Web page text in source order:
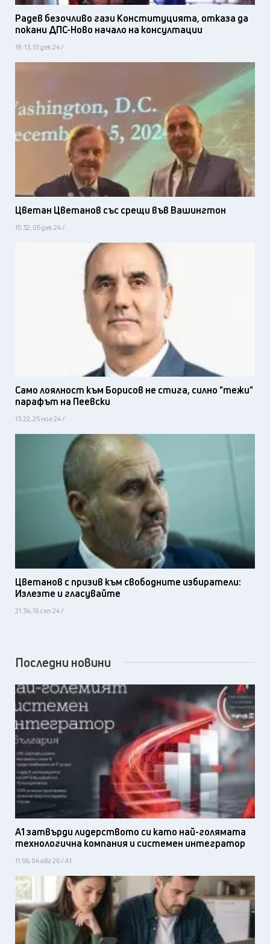
Радев безочливо гази Конституцията, отказа да
покани ДПС-Ново начало на консултации
18:13, 10 дек 24 /
Цветан Цветанов със срещи във Вашингтон
15:32, 05 дек 24 /
Само лоялност към Борисов не стига, силно "тежи"
парафът на Пеевски
13:22, 25 ное 24 /
Цветанов с призив към свободните избиратели:
Излезте и гласувайте
21:34, 16 сеп 24 /
Последни новини
А1 затвърди лидерството си като най-голямата
технологична компания и системен интегратор
11:56, 04 авг 26 / А1